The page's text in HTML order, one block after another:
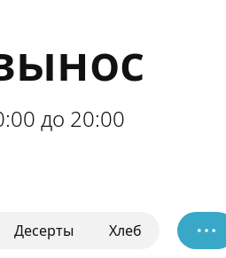
до 20:00
Десерты Хлеб